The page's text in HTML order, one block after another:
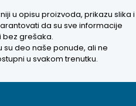
u opisu proizvoda, prikazu slika i
da su sve informacije
bez grešaka.
su deo naše ponude, ali ne
u svakom trenutku.